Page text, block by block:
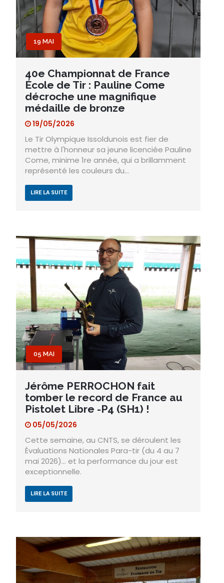
19 MAI
40e Championnat de France
École de Tir : Pauline Come
décroche une magnifique
médaille de bronze
19/05/2026
Le Tir Olympique Issoldunois est fier de
mettre à l'honneur sa jeune licenciée Pauline
Come, minime 1re année, qui a brillamment
représenté les couleurs du…
LIRE LA SUITE
05 MAI
Jérôme PERROCHON fait
tomber le record de France au
Pistolet Libre -P4 (SH1) !
05/05/2026
Cette semaine, au CNTS, se déroulent les
Évaluations Nationales Para-tir (du 4 au 7
mai 2026)… et la performance du jour est
exceptionnelle.
LIRE LA SUITE